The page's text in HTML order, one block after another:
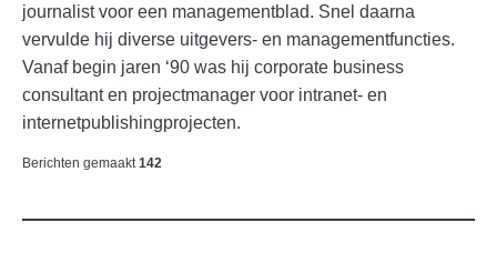
journalist voor een managementblad. Snel daarna
vervulde hij diverse uitgevers- en managementfuncties.
Vanaf begin jaren ‘90 was hij corporate business
consultant en projectmanager voor intranet- en
internetpublishingprojecten.
Berichten gemaakt 142